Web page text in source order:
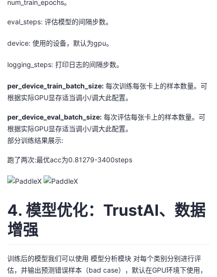
num_train_epochs。
eval_steps: 评估模型的间隔步数。
device: 使用的设备，默认为gpu。
logging_steps: 打印日志的间隔步数。
per_device_train_batch_size: 每次训练每张卡上的样本数量。可
根据实际GPU显存适当调小/调大此配置。
per_device_eval_batch_size: 每次评估每张卡上的样本数量。可
根据实际GPU显存适当调小/调大此配置。
部分训练结果展示:
跑了两次:最优acc为0.81279-3400steps
4. 模型优化：TrustAI、数据
增强
训练后的模型我们可以使用 模型分析模块 对每个类别分别进行评
估，并输出预测错误样本（bad case），默认在GPU环境下使用，